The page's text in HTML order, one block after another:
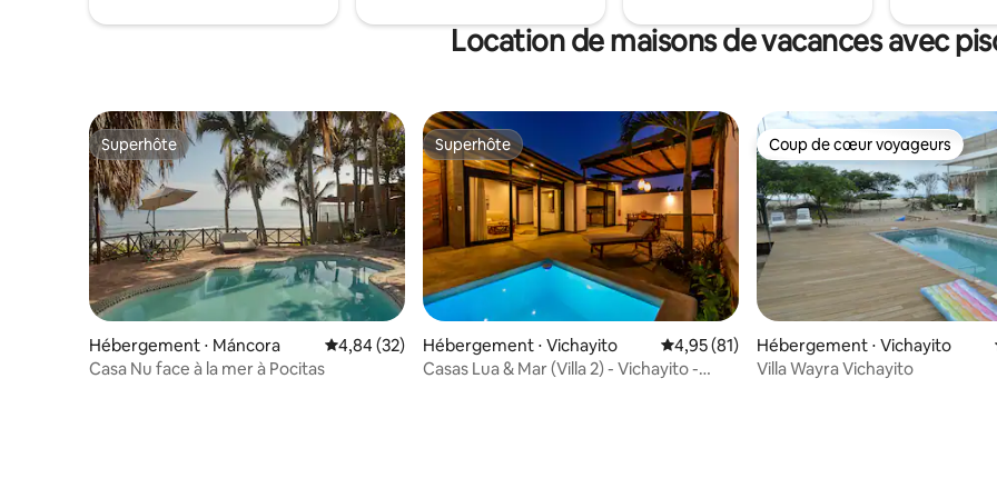
rassembler.
Location de maisons de vacances avec
Superhôte
Superhôte
Hébergement ⋅ Máncora Évaluation moyenne sur la base de 32 commentaires : 4,84 sur 5
4,84 (32)
Casa Nu face à la mer à Pocitas
Superhôte
Superhôte
Hébergement ⋅ Vichayito Évaluation moyenne sur la base de 81
4,95 (81)
Casas Lua & Mar (Villa 2) - Vichayito -
Coup de cœur voyageurs
Coup de cœur voyageurs
Hébergement ⋅ Vichayito
Villa Wayra Vichayito